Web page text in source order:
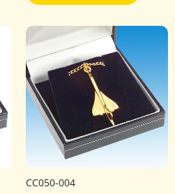
CC050-004